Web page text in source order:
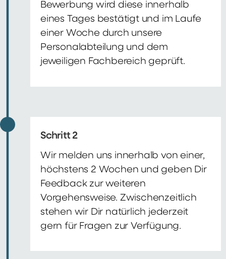
Bewerbung wird diese innerhalb
eines Tages bestätigt und im Laufe
einer Woche durch unsere
Personalabteilung und dem
jeweiligen Fachbereich geprüft.
Schritt 2
Wir melden uns innerhalb von einer,
höchstens 2 Wochen und geben Dir
Feedback zur weiteren
Vorgehensweise. Zwischenzeitlich
stehen wir Dir natürlich jederzeit
gern für Fragen zur Verfügung.